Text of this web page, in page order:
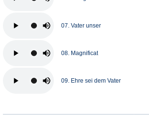
07. Vater unser
08. Magnificat
09. Ehre sei dem Vater